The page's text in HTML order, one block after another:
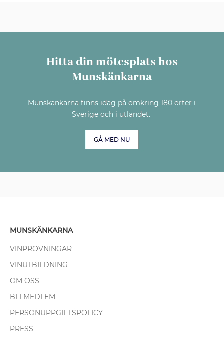
Hitta din mötesplats hos
Munskänkarna
Munskänkarna finns idag på omkring 180 orter i
Sverige och i utlandet.
GÅ MED NU
MUNSKÄNKARNA
VINPROVNINGAR
VINUTBILDNING
OM OSS
BLI MEDLEM
PERSONUPPGIFTSPOLICY
PRESS